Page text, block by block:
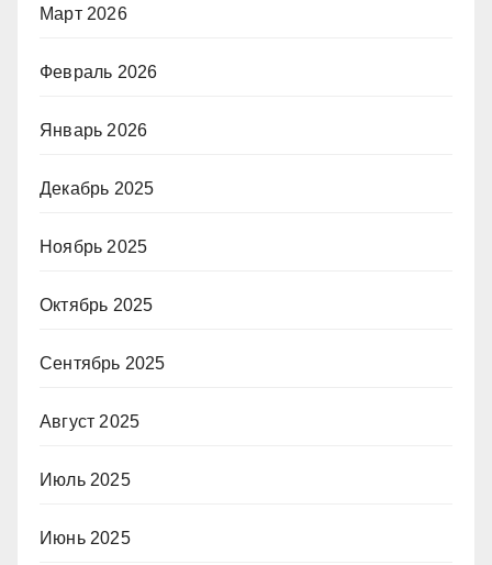
Март 2026
Февраль 2026
Январь 2026
Декабрь 2025
Ноябрь 2025
Октябрь 2025
Сентябрь 2025
Август 2025
Июль 2025
Июнь 2025